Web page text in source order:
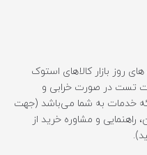
روز بازار کالاهای استوک
همراه با 7 روز مهلت تست در صورت خرابی و
خدمات به شما می‌باشد (جهت
راهنمایی و مشاوره خرید از